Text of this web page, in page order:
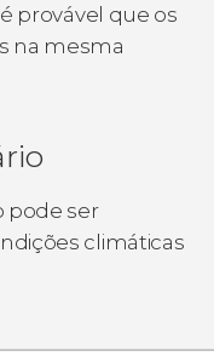
provável que os
na mesma
pode ser
climáticas